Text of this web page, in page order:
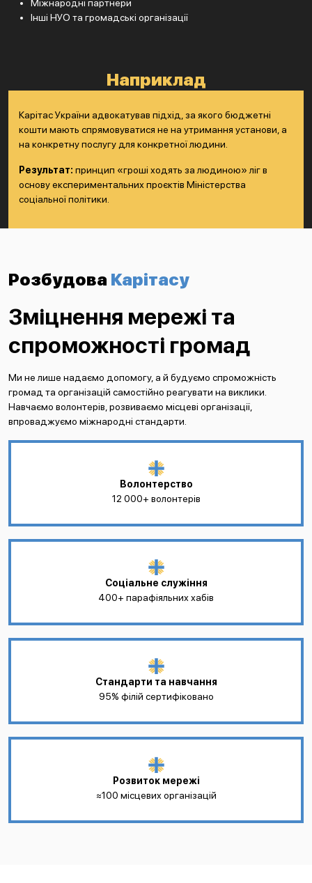
Міжнародні партнери
Інші НУО та громадські організації
Наприклад
Карітас України адвокатував підхід, за якого бюджетні
кошти мають спрямовуватися не на утримання установи, а
на конкретну послугу для конкретної людини.
Результат: принцип «гроші ходять за людиною» ліг в
основу експериментальних проєктів Міністерства
соціальної політики.
Розбудова Карітасу
Зміцнення мережі та
спроможності громад
Ми не лише надаємо допомогу, а й будуємо спроможність
громад та організацій самостійно реагувати на виклики.
Навчаємо волонтерів, розвиваємо місцеві організації,
впроваджуємо міжнародні стандарти.
Волонтерство
12 000+ волонтерів
Соціальне служіння
400+ парафіяльних хабів
Стандарти та навчання
95% філій сертифіковано
Розвиток мережі
≈100 місцевих організацій